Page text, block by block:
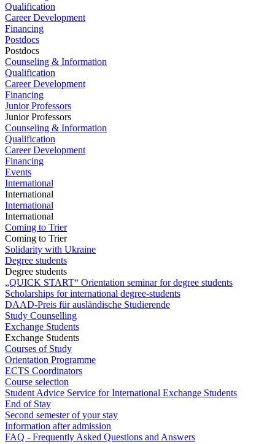
Qualification
Career Development
Financing
Postdocs
Postdocs
Counseling & Information
Qualification
Career Development
Financing
Junior Professors
Junior Professors
Counseling & Information
Qualification
Career Development
Financing
Events
International
International
International
International
Coming to Trier
Coming to Trier
Solidarity with Ukraine
Degree students
Degree students
„QUICK START“ Orientation seminar for degree students
Scholarships for international degree-students
DAAD-Preis für ausländische Studierende
Study Counselling
Exchange Students
Exchange Students
Courses of Study
Orientation Programme
ECTS Coordinators
Course selection
Student Advice Service for International Exchange Students
End of Stay
Second semester of your stay
Information after admission
FAQ - Frequently Asked Questions and Answers